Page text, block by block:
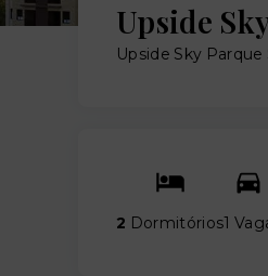
Upside
Upside Sky Parque
2 Dormitórios1